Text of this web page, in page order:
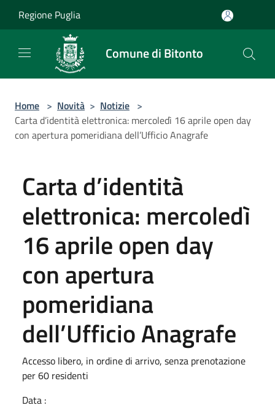
Regione Puglia
Comune di Bitonto
Home > Novità > Notizie >
Carta d’identità elettronica: mercoledì 16 aprile open day
con apertura pomeridiana dell’Ufficio Anagrafe
Carta d’identità
elettronica: mercoledì
16 aprile open day
con apertura
pomeridiana
dell’Ufficio Anagrafe
Accesso libero, in ordine di arrivo, senza prenotazione
per 60 residenti
Data :